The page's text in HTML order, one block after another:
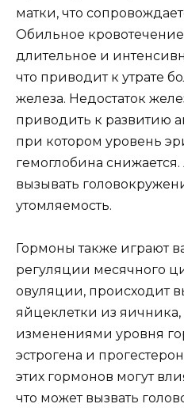
матки, что
Обильное
длительное и
что приводит к утрате
железа. Недостаток
приводить к развитию
при котором уровень
гемоглобина
вызывать
утомляемость.
Гормоны также играют
регуляции месячного
овуляции, происходит
яйцеклетки из яичника,
изменениями уровня
эстрогена и
этих гормонов могут
что может вызвать